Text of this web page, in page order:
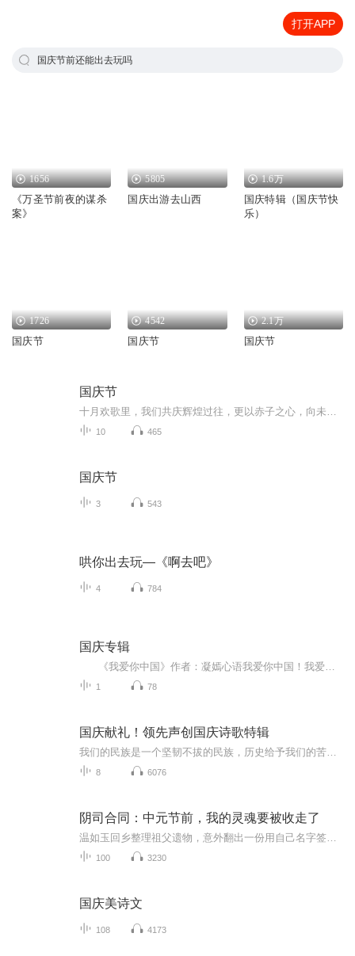
打开APP
国庆节前还能出去玩吗
1656
《万圣节前夜的谋杀
案》
5805
国庆出游去山西
1.6万
国庆特辑（国庆节快
乐）
1726
国庆节
4542
国庆节
2.1万
国庆节
国庆节
10 465
国庆节
3 543
哄你出去玩—《啊去吧》
4 784
国庆专辑
1 78
国庆献礼！领先声创国庆诗歌特辑
8 6076
阴司合同：中元节前，我的灵魂要被收走了
100 3230
国庆美诗文
108 4173